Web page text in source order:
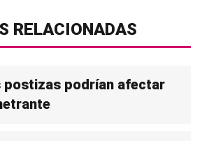
RELACIONADAS
postizas podrían afectar